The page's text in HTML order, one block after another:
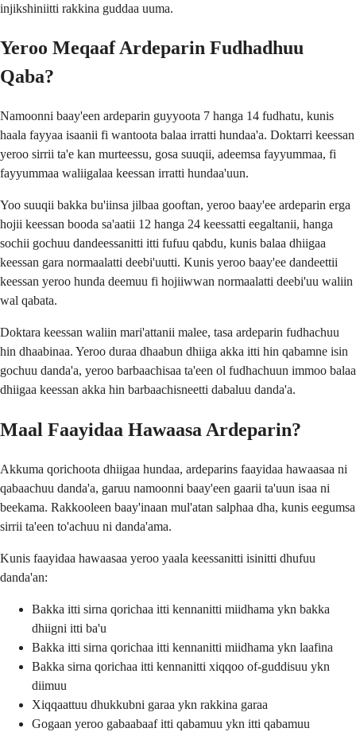
injikshiniitti rakkina guddaa uuma.
Yeroo Meqaaf Ardeparin Fudhadhuu
Qaba?
Namoonni baay'een ardeparin guyyoota 7 hanga 14 fudhatu, kunis
haala fayyaa isaanii fi wantoota balaa irratti hundaa'a. Doktarri keessan
yeroo sirrii ta'e kan murteessu, gosa suuqii, adeemsa fayyummaa, fi
fayyummaa waliigalaa keessan irratti hundaa'uun.
Yoo suuqii bakka bu'iinsa jilbaa gooftan, yeroo baay'ee ardeparin erga
hojii keessan booda sa'aatii 12 hanga 24 keessatti eegaltanii, hanga
sochii gochuu dandeessanitti itti fufuu qabdu, kunis balaa dhiigaa
keessan gara normaalatti deebi'uutti. Kunis yeroo baay'ee dandeettii
keessan yeroo hunda deemuu fi hojiiwwan normaalatti deebi'uu waliin
wal qabata.
Doktara keessan waliin mari'attanii malee, tasa ardeparin fudhachuu
hin dhaabinaa. Yeroo duraa dhaabun dhiiga akka itti hin qabamne isin
gochuu danda'a, yeroo barbaachisaa ta'een ol fudhachuun immoo balaa
dhiigaa keessan akka hin barbaachisneetti dabaluu danda'a.
Maal Faayidaa Hawaasa Ardeparin?
Akkuma qorichoota dhiigaa hundaa, ardeparins faayidaa hawaasaa ni
qabaachuu danda'a, garuu namoonni baay'een gaarii ta'uun isaa ni
beekama. Rakkooleen baay'inaan mul'atan salphaa dha, kunis eegumsa
sirrii ta'een to'achuu ni danda'ama.
Kunis faayidaa hawaasaa yeroo yaala keessanitti isinitti dhufuu
danda'an:
Bakka itti sirna qorichaa itti kennanitti miidhama ykn bakka
dhiigni itti ba'u
Bakka itti sirna qorichaa itti kennanitti miidhama ykn laafina
Bakka sirna qorichaa itti kennanitti xiqqoo of-guddisuu ykn
diimuu
Xiqqaattuu dhukkubni garaa ykn rakkina garaa
Gogaan yeroo gabaabaaf itti qabamuu ykn itti qabamuu